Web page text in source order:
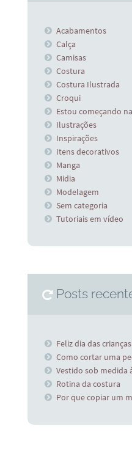
Acabamentos
Calça
Camisas
Costura
Costura Ilustrada
Croqui
Estou começando
Ilustrações
Inspirações
Itens decorativos
Manga
Midia
Modelagem
Sem categoria
Tutoriais em vídeo
Posts
Feliz dia das
Como cortar uma
Vestido sob medida
Rotina da costura
Por que copiar um